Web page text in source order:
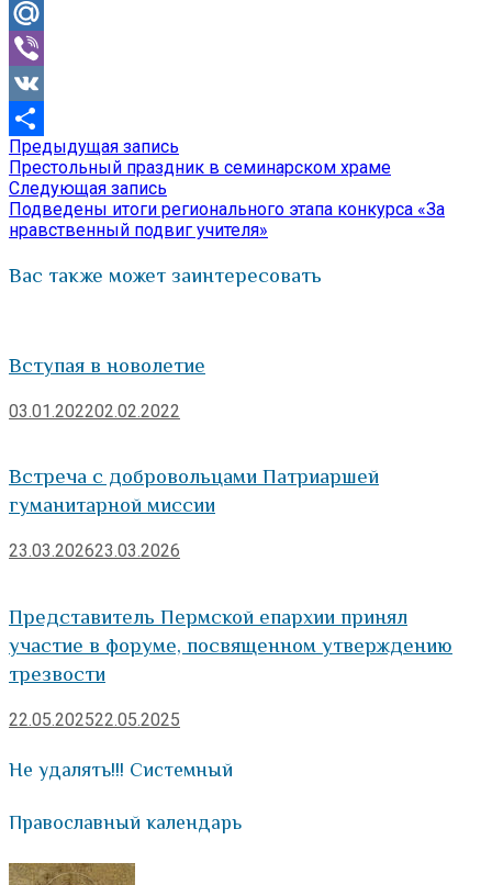
Odnoklassniki
Mail.Ru
Viber
VK
Отправить
Навигация
по
записям
Предыдущая запись
запись:
Престольный праздник в семинарском храме
Следующая запись
запись:
Подведены итоги регионального этапа конкурса «За
нравственный подвиг учителя»
Вас также может заинтересовать
Вступая в новолетие
03.01.202202.02.2022
Встреча с добровольцами Патриаршей
гуманитарной миссии
23.03.202623.03.2026
Представитель Пермской епархии принял
участие в форуме, посвященном утверждению
трезвости
22.05.202522.05.2025
Не удалять!!! Системный
Православный календарь